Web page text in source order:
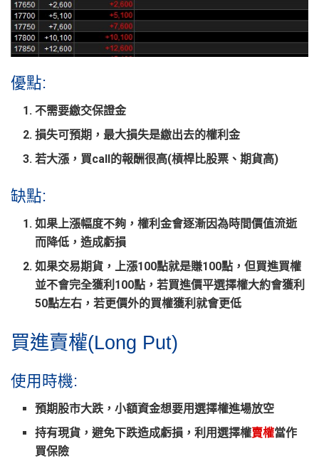
優點:
不需要繳交保證金
損失可預期，最大損失是繳出去的權利金
若大漲，買call的報酬很高(槓桿比股票、期貨高)
缺點:
如果上漲幅度不夠，權利金會逐漸因為時間價值流逝
而降低，造成虧損
如果交易期貨，上漲100點就是賺100點，但買進買權
並不會完全獲利100點，若買進價平選擇權大約會獲利
50點左右，若更價外的買權獲利就會更低
買進賣權(Long Put)
使用時機:
預期股市大跌 ，小額資金想要用選擇權進場放空
持有現貨，避免下跌造成虧損，利用選擇權賣權當作
買保險